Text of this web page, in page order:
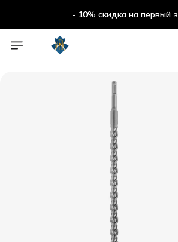
- 10% скидка на первый